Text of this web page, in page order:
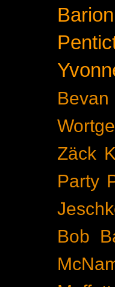
Barion
Zäck
Party
Bob